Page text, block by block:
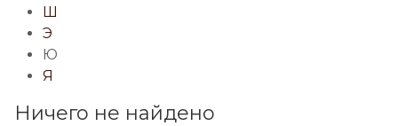
Ш
Э
Ю
Я
Ничего не найдено